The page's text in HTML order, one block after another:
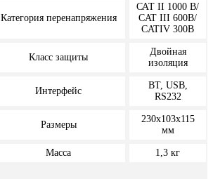
Категория перенапряжения
САТ II 1000 В/
CAT III 600В/
CATIV 300В
Класс защиты
Двойная
изоляция
Интерфейс
BT, USB,
RS232
Размеры
230х103х115
мм
Масса 1,3 кг